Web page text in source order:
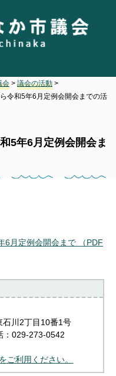
会 > 議会の活動 >
令和5年6月定例会開会までの活
5年6月定例会開会ま
6月定例会開会まで （PDF
石川2丁目10番1号
：029-273-0542
ご利用ください。